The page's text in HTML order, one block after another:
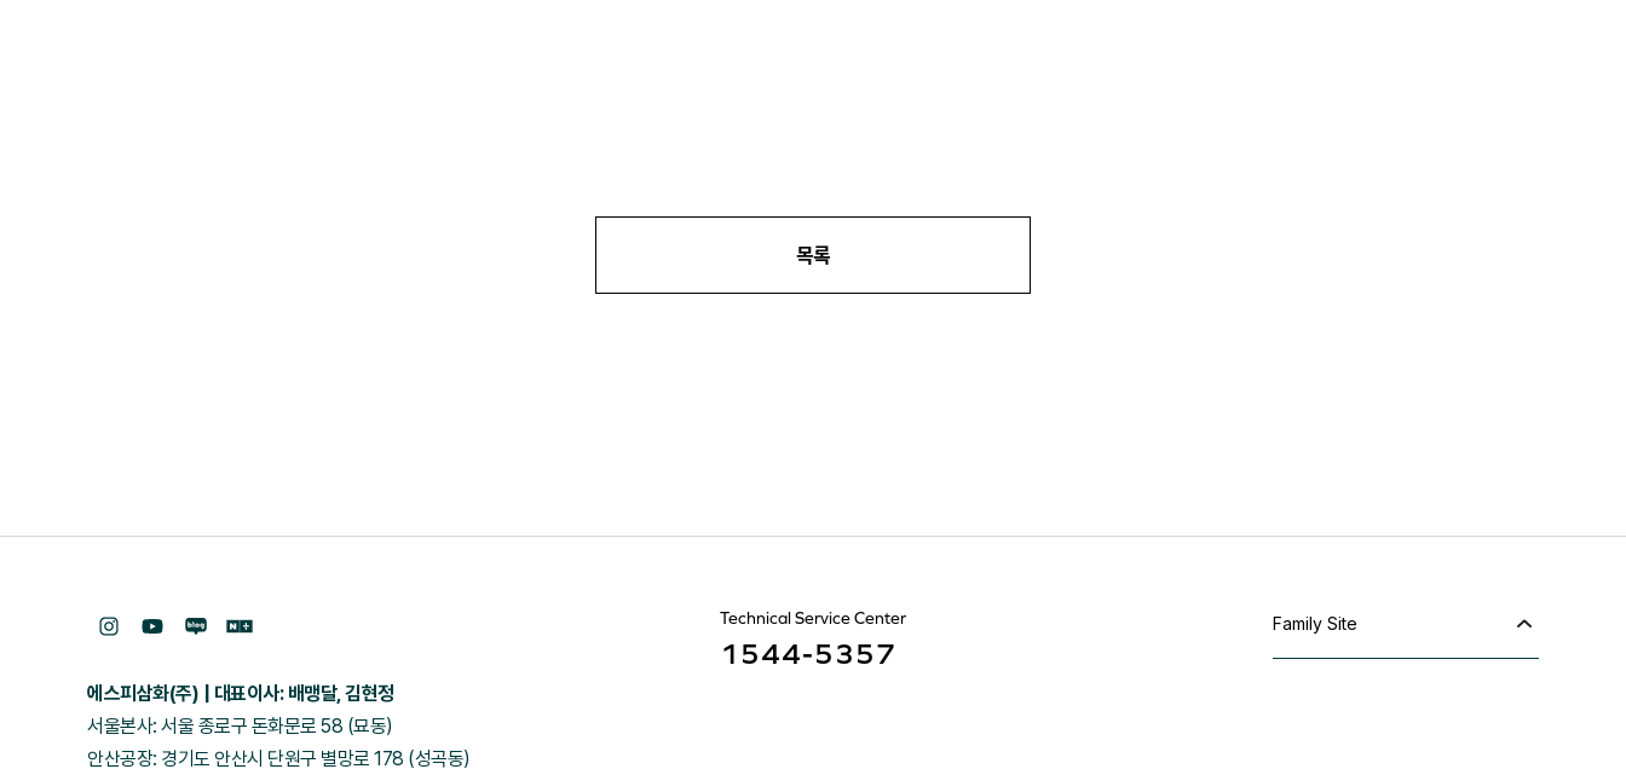
목록
에스피삼화(주)
대표이사: 배맹달, 김현정
서울본사: 서울 종로구 돈화문로 58 (묘동)
안산공장: 경기도 안산시 단원구 별망로 178 (성곡동)
Technical Service Center
1544-5357
Family Site